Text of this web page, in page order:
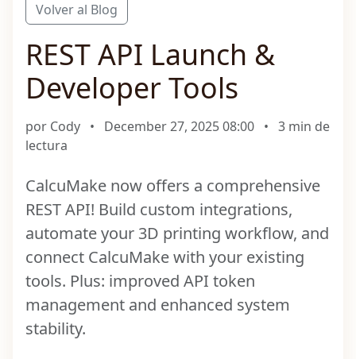
Volver al Blog
REST API Launch &
Developer Tools
por Cody • December 27, 2025 08:00 • 3 min de
lectura
CalcuMake now offers a comprehensive
REST API! Build custom integrations,
automate your 3D printing workflow, and
connect CalcuMake with your existing
tools. Plus: improved API token
management and enhanced system
stability.